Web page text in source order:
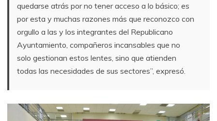
quedarse atrás por no tener acceso a lo básico; es
por esta y muchas razones más que reconozco con
orgullo a las y los integrantes del Republicano
Ayuntamiento, compañeros incansables que no
solo gestionan estos lentes, sino que atienden
todas las necesidades de sus sectores”, expresó.